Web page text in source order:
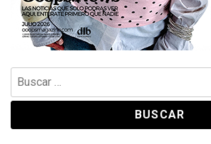
Buscar: